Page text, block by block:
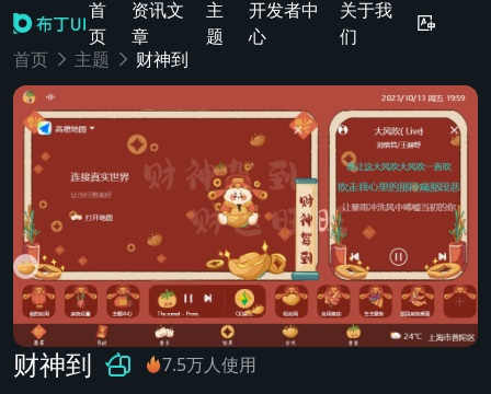
首
页
资讯文
章
主
题
开发者中
心
关于我
们
首页
主题 财神到
财神到
7.5万人使用